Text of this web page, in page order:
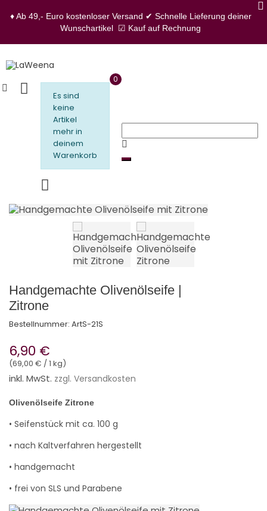
♦ Ab 49,- Euro kostenloser Versand ✔ Schnelle Lieferung deiner
Wunschartikel ☑ Kauf auf Rechnung
Es sind
keine
Artikel
mehr in
deinem
Warenkorb
0
Handgemachte Olivenölseife |
Zitrone
Bestellnummer: ArtS-21S
6,90 €
(69,00 € / 1 kg)
inkl. MwSt. zzgl. Versandkosten
Olivenölseife Zitrone
• Seifenstück mit ca. 100 g
• nach Kaltverfahren hergestellt
• handgemacht
• frei von SLS und Parabene